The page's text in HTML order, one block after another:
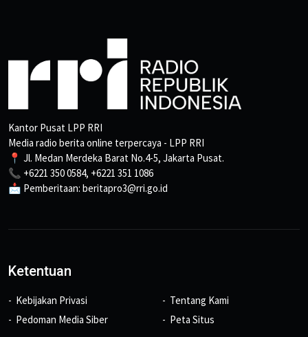
Kantor Pusat LPP RRI
Media radio berita online terpercaya - LPP RRI
📍 Jl. Medan Merdeka Barat No.4-5, Jakarta Pusat.
📞 +6221 350 0584, +6221 351 1086
📩 Pemberitaan: beritapro3@rri.go.id
Ketentuan
Kebijakan Privasi
Pedoman Media Siber
Tentang Kami
Peta Situs